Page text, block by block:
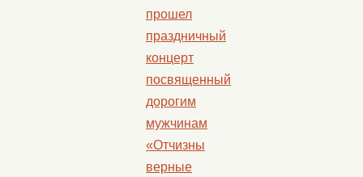
прошел
праздничный
концерт
посвященный
дорогим
мужчинам
«Отчизны
верные